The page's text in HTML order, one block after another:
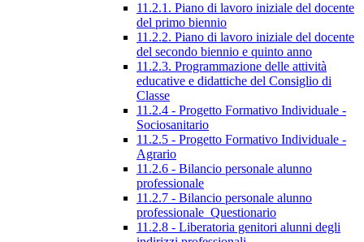
11.2.1. Piano di lavoro iniziale del docente
del primo biennio
11.2.2. Piano di lavoro iniziale del docente
del secondo biennio e quinto anno
11.2.3. Programmazione delle attività
educative e didattiche del Consiglio di
Classe
11.2.4 - Progetto Formativo Individuale -
Sociosanitario
11.2.5 - Progetto Formativo Individuale -
Agrario
11.2.6 - Bilancio personale alunno
professionale
11.2.7 - Bilancio personale alunno
professionale_Questionario
11.2.8 - Liberatoria genitori alunni degli